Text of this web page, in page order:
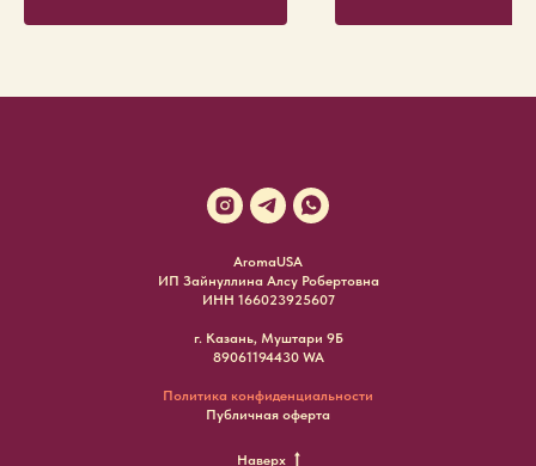
AromaUSA
ИП Зайнуллина Алсу Робертовна
ИНН 166023925607
г. Казань, Муштари 9Б
89061194430 WA
Политика конфиденциальности
Публичная оферта
Наверх